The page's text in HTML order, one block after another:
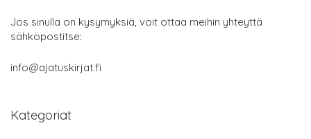
Jos sinulla on kysymyksiä, voit ottaa meihin yhteyttä
sähköpostitse:
info@ajatuskirjat.fi
Kategoriat